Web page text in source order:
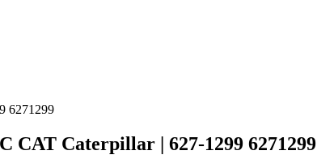
Caterpillar | 627-1299 6271299